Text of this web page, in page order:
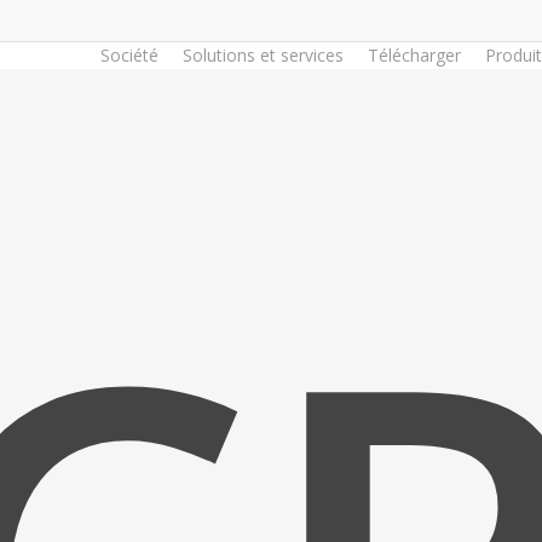
Société Solutions et services Télécharger